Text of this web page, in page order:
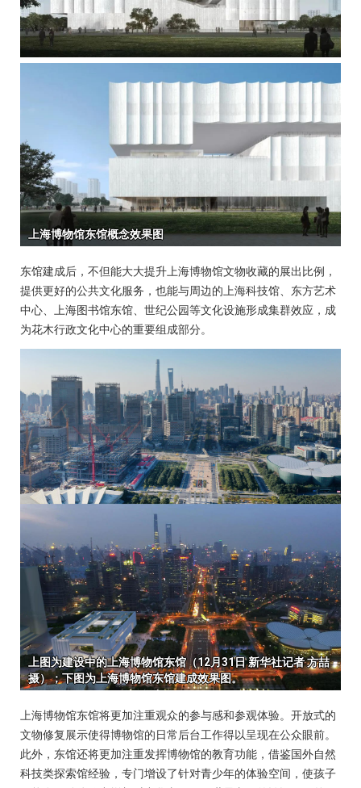
东馆建成后，不但能大大提升上海博物馆文物收藏的展出比例，
提供更好的公共文化服务，也能与周边的上海科技馆、东方艺术
中心、上海图书馆东馆、世纪公园等文化设施形成集群效应，成
为花木行政文化中心的重要组成部分。
上海博物馆东馆将更加注重观众的参与感和参观体验。开放式的
文物修复展示使得博物馆的日常后台工作得以呈现在公众眼前。
此外，东馆还将更加注重发挥博物馆的教育功能，借鉴国外自然
科技类探索馆经验，专门增设了针对青少年的体验空间，使孩子